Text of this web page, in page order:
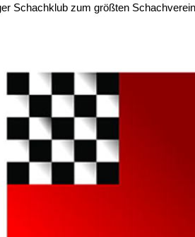
Schachklub zum größten